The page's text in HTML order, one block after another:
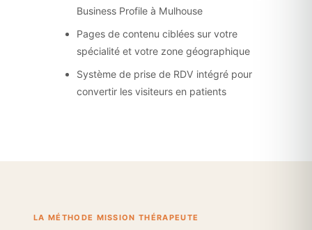
Business Profile à Mulhouse
Pages de contenu ciblées sur votre
spécialité et votre zone géographique
Système de prise de RDV intégré pour
convertir les visiteurs en patients
LA MÉTHODE MISSION THÉRAPEUTE